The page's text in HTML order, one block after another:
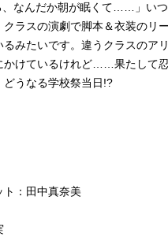
、なんだか朝が眠くて……」いつ
クラスの演劇で脚本＆衣装のリ
みたいです。違うクラスのア
かけているけれど……果たして
うなる学校祭当日!?
ト：田中真奈美